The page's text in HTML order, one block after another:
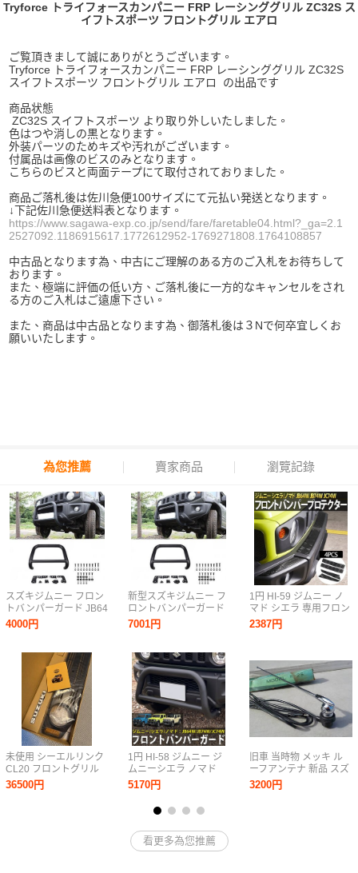
Tryforce トライフォースカンパニー FRP レーシンググリル ZC32S ス
イフトスポーツ フロントグリル エアロ
ご覧頂きまして誠にありがとうございます。
Tryforce トライフォースカンパニー FRP レーシンググリル ZC32S
スイフトスポーツ フロントグリル エアロ の出品です
商品状態
ZC32S スイフトスポーツ より取り外しいたしました。
色はつや消しの黒となります。
外装パーツのためキズや汚れがございます。
付属品は画像のビスのみとなります。
こちらのビスと両面テープにて取付されておりました。
商品ご落札後は佐川急便100サイズにて元払い発送となります。
↓下記佐川急便送料表となります。
https://www.sagawa-exp.co.jp/send/fare/faretable04.html?_ga=2.1
2527092.1186915617.1772612952-1769271808.1764108857
中古品となります為、中古にご理解のある方のご入札をお待ちして
おります。
また、極端に評価の低い方、ご落札後に一方的なキャンセルをされ
る方のご入札はご遠慮下さい。
また、商品は中古品となります為、御落札後は３ Nで何卒宜しくお
願いいたします。
為您推薦 賣家商品 瀏覽記錄
スズキジムニー フロン
トバンパーガード JB64
JB74 フロントバンパー
グリルガード スチール
ードリル ブラック
4000円
未使用 シーエルリンク
CL20 フロントグリル
ジムニー JB64 JB74
JC74 5型適合
36500円
新型スズキジムニー フ
ロントバンパーガード
JB64 JB74 フロントバ
ンパー グリルガード ス
ーツ ノードリル ブラッ
ク
7001円
1円 HI-58 ジムニー ジ
ムニーシエラ ノマド
JB64 JB74 JC74 フロ
ントバンパーガード グ
リルガード しし狩りバ
ンパー カスタム スズキ
5170円
1円 HI-59 ジムニー ノ
マド シエラ 専用フロン
トバンパープロテクタ
ー バンパープロテクタ
2387円
旧車 当時物 メッキ ル
ーフアンテナ 新品 スズ
キ フロンテ クーペ 360
LC10W セルボ SS20 い
3200円
看更多為您推薦